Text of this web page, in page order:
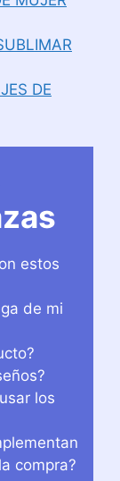
DE
estos
de mi
los
compra?